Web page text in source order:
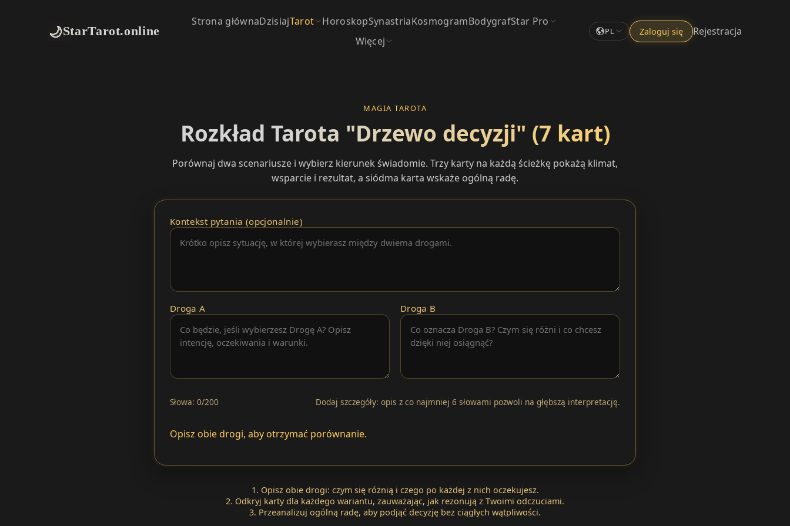
🌙StarTarot.online
Strona głównaDzisiajTarot HoroskopSynastriaKosmogramBodygrafStar Pro
Więcej
PL Zaloguj się Rejestracja
MAGIA TAROTA
Rozkład Tarota "Drzewo decyzji" (7 kart)
Porównaj dwa scenariusze i wybierz kierunek świadomie. Trzy karty na każdą ścieżkę pokażą klimat,
wsparcie i rezultat, a siódma karta wskaże ogólną radę.
Kontekst pytania (opcjonalnie)
Droga A Droga B
Słowa: 0/200 Dodaj szczegóły: opis z co najmniej 6 słowami pozwoli na głębszą interpretację.
Opisz obie drogi, aby otrzymać porównanie.
1. Opisz obie drogi: czym się różnią i czego po każdej z nich oczekujesz.
2. Odkryj karty dla każdego wariantu, zauważając, jak rezonują z Twoimi odczuciami.
3. Przeanalizuj ogólną radę, aby podjąć decyzję bez ciągłych wątpliwości.